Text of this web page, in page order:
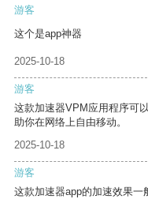
游客
这个是app神器
2025-10-18
游客
这款加速器VPM应用程序可
助你在网络上自由移动。
2025-10-18
游客
这款加速器app的加速效果